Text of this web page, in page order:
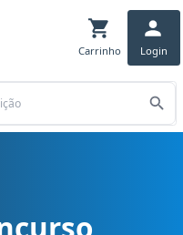
Carrinho Login
Prefeitura Municipal cargo